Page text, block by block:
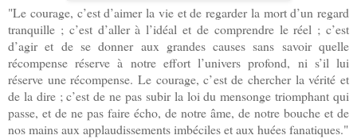
"Le courage, c’est d’aimer la vie et de regarder la mort d’un regard
tranquille ; c’est d’aller à l’idéal et de comprendre le réel ; c’est
d’agir et de se donner aux grandes causes sans savoir quelle
récompense réserve à notre effort l’univers profond, ni s’il lui
réserve une récompense. Le courage, c’est de chercher la vérité et
de la dire ; c’est de ne pas subir la loi du mensonge triomphant qui
passe, et de ne pas faire écho, de notre âme, de notre bouche et de
nos mains aux applaudissements imbéciles et aux huées fanatiques."